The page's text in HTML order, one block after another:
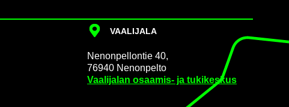
VAA­LI­JA­LA
Ne­non­pel­lon­tie 40,
76940 Ne­non­pel­to
Vaa­li­ja­lan osaamis-​ ja tu­ki­kes­kus